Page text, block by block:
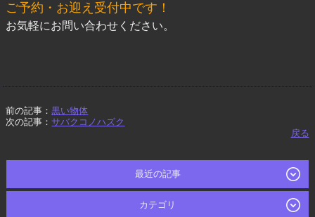
ご予約・お迎え受付中です！
お気軽にお問い合わせください。
前の記事：黒い物体
次の記事：サバクコノハズク
戻る
最近の記事
カテゴリ